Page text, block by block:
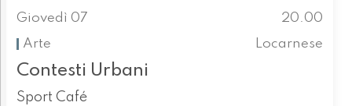
Giovedì 07
20.00
Arte
Locarnese
Contesti Urbani
Sport Café